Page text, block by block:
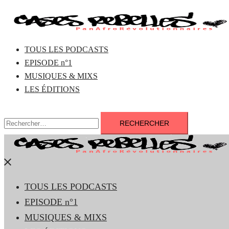
TOUS LES PODCASTS
EPISODE n°1
MUSIQUES & MIXS
LES ÉDITIONS
Rechercher :
Fermer
menu
TOUS LES PODCASTS
EPISODE n°1
MUSIQUES & MIXS